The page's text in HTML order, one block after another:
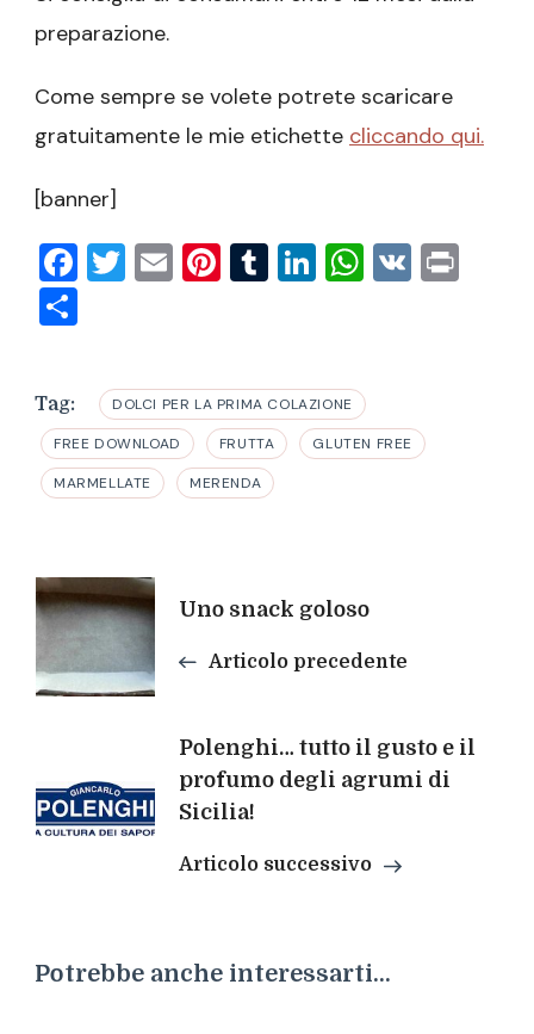
preparazione.
Come sempre se volete potrete scaricare
gratuitamente le mie etichette cliccando qui.
[banner]
Facebook
Twitter
EmailPinterest
Tumblr
LinkedIn
VK
Tag: DOLCI PER LA PRIMA COLAZIONE
FREE DOWNLOAD FRUTTA GLUTEN FREE
MARMELLATE MERENDA
Navigazione
articoli
Uno snack goloso
Articolo precedente
Polenghi… tutto il gusto e il
profumo degli agrumi di
Sicilia!
Articolo successivo
Potrebbe anche interessarti...